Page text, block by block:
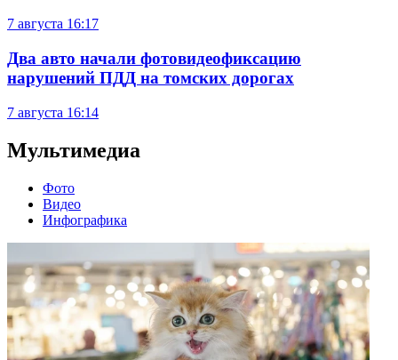
7 августа 16:17
Два авто начали фотовидеофиксацию
нарушений ПДД на томских дорогах
7 августа 16:14
Мультимедиа
Фото
Видео
Инфографика